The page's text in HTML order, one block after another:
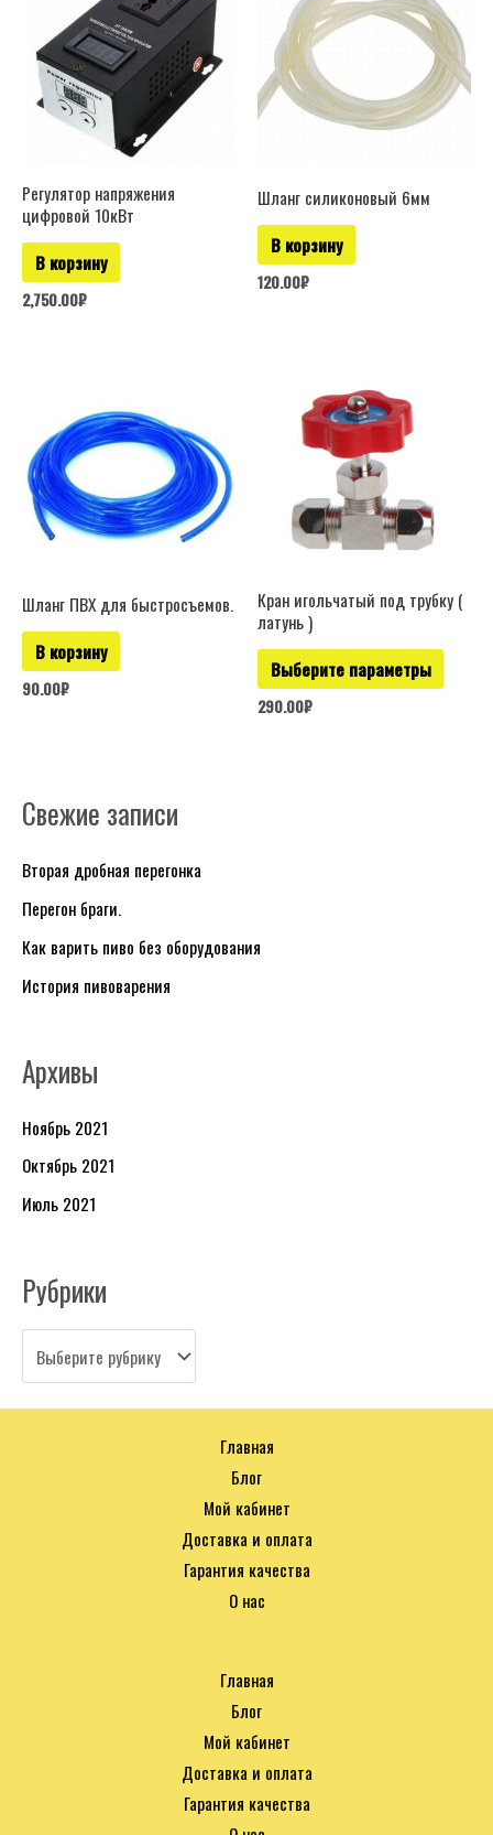
Свежие записи
Вторая дробная перегонка
Перегон браги.
Как варить пиво без оборудования
История пивоварения
Архивы
Ноябрь 2021
Октябрь 2021
Июль 2021
Рубрики
Р
б
р
и
к
Регулятор напряжения
цифровой 10кВт
В корзину
2,750.00₽
Шланг силиконовый 6мм
В корзину
120.00₽
Шланг ПВХ для быстросъемов.
В корзину
90.00₽
Кран игольчатый под трубку (
латунь )
Выберите параметры
товара.
290.00₽
Главная
Блог
Мой кабинет
Доставка и оплата
Гарантия качества
О нас
Главная
Блог
Мой кабинет
Доставка и оплата
Гарантия качества